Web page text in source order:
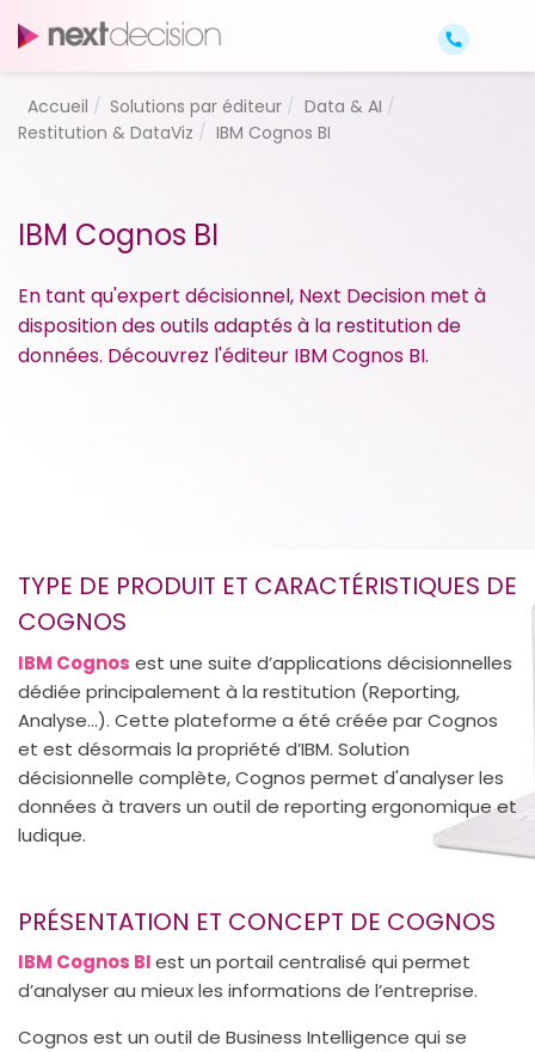
Accueil Solutions par éditeur
Data & AI
Restitution & DataViz
IBM Cognos BI
IBM Cognos BI
En tant qu'expert décisionnel, Next Decision met à
disposition des outils adaptés à la restitution de
données. Découvrez l'éditeur IBM Cognos BI.
TYPE DE PRODUIT ET CARACTÉRISTIQUES DE
COGNOS
IBM Cognos est une suite d’applications décisionnelles
dédiée principalement à la restitution (Reporting,
Analyse…). Cette plateforme a été créée par Cognos
et est désormais la propriété d’IBM. Solution
décisionnelle complète, Cognos permet d'analyser les
données à travers un outil de reporting ergonomique et
ludique.
PRÉSENTATION ET CONCEPT DE COGNOS
IBM Cognos BIest un portail centralisé qui permet
d’analyser au mieux les informations de l’entreprise.
Cognos est un outil de Business Intelligence qui se